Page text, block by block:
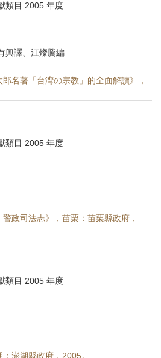
類目 2005 年度
興譯、江燦騰編
郎名著「台湾の宗教」的全面解讀》，
類目 2005 年度
警政司法志》，苗栗：苗栗縣政府，
類目 2005 年度
澎湖縣政府，2005。